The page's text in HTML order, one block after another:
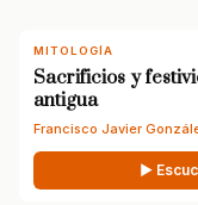
MITOLOGÍA
Sacrificios y
antigua
Francisco Javier
▶